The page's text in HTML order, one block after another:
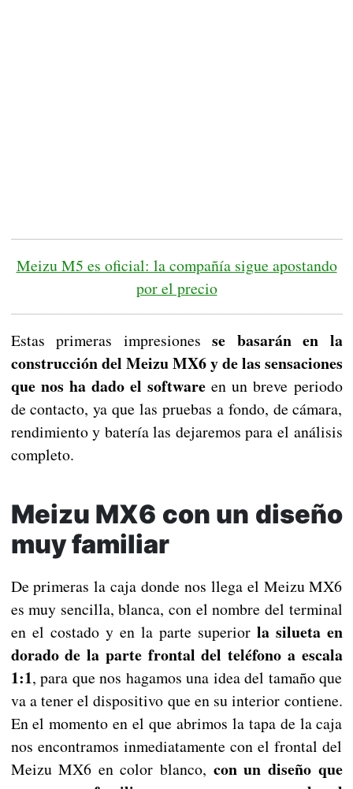
Meizu M5 es oficial: la compañía sigue apostando
por el precio
Estas primeras impresiones se basarán en la
construcción del Meizu MX6 y de las sensaciones
que nos ha dado el software en un breve periodo
de contacto, ya que las pruebas a fondo, de cámara,
rendimiento y batería las dejaremos para el análisis
completo.
Meizu MX6 con un diseño
muy familiar
De primeras la caja donde nos llega el Meizu MX6
es muy sencilla, blanca, con el nombre del terminal
en el costado y en la parte superiorla silueta en
dorado de la parte frontal del teléfono a escala
1:1, para que nos hagamos una idea del tamaño que
va a tener el dispositivo que en su interior contiene.
En el momento en el que abrimos la tapa de la caja
nos encontramos inmediatamente con el frontal del
Meizu MX6 en color blanco, con un diseño que